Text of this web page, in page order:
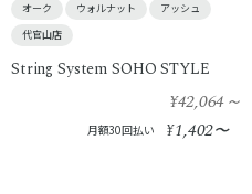
オーク
ウォルナット
アッシュ
代官山店
String System SOHO STYLE
¥42,064～
月額30回払い ¥1,402〜